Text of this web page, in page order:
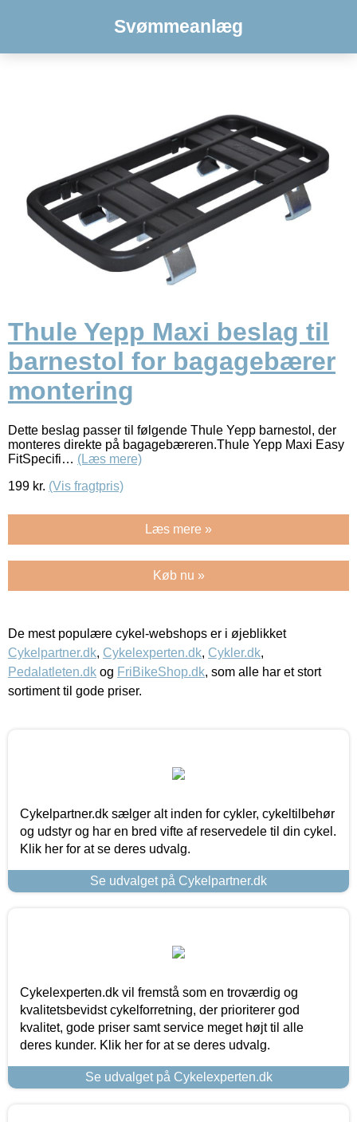
Svømmeanlæg
Thule Yepp Maxi beslag til
barnestol for bagagebærer
montering
Dette beslag passer til følgende Thule Yepp barnestol, der
monteres direkte på bagagebæreren.Thule Yepp Maxi Easy
FitSpecifi… (Læs mere)
199 kr. (Vis fragtpris)
Læs mere »
Køb nu »
De mest populære cykel-webshops er i øjeblikket
Cykelpartner.dk, Cykelexperten.dk, Cykler.dk,
Pedalatleten.dk og FriBikeShop.dk, som alle har et stort
sortiment til gode priser.
Cykelpartner.dk sælger alt inden for cykler, cykeltilbehør
og udstyr og har en bred vifte af reservedele til din cykel.
Klik her for at se deres udvalg.
Se udvalget på Cykelpartner.dk
Cykelexperten.dk vil fremstå som en troværdig og
kvalitetsbevidst cykelforretning, der prioriterer god
kvalitet, gode priser samt service meget højt til alle
deres kunder. Klik her for at se deres udvalg.
Se udvalget på Cykelexperten.dk